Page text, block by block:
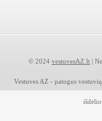
© 2024 vestuvesAZ.lt |
Vestuves AZ - patogus